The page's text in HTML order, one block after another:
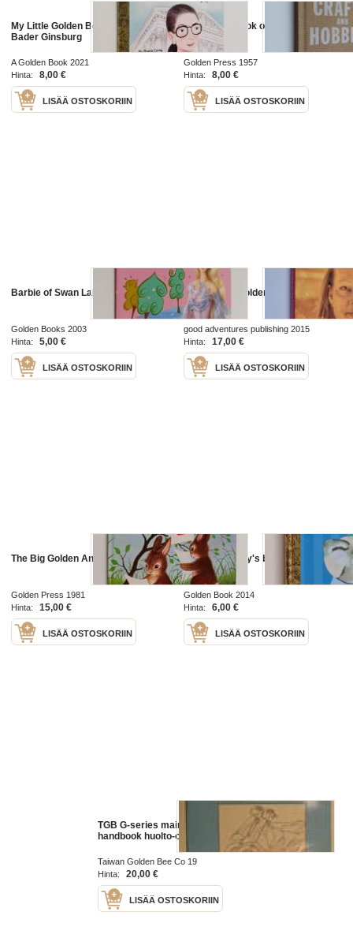
My Little Golden Book about Ruth
Bader Ginsburg
A Golden Book 2021
Hinta:
8,00 €
LISÄÄ OSTOSKORIIN
The golden book of crafts and
hobbies
Golden Press 1957
Hinta:
8,00 €
LISÄÄ OSTOSKORIIN
Barbie of Swan Lake
Golden Books 2003
Hinta:
5,00 €
LISÄÄ OSTOSKORIIN
Golden age, golden earth
good adventures publishing 2015
Hinta:
17,00 €
LISÄÄ OSTOSKORIIN
The Big Golden Animal ABC
Golden Press 1981
Hinta:
15,00 €
LISÄÄ OSTOSKORIIN
Richard Scarry's best little golden
books ever!
Golden Book 2014
Hinta:
6,00 €
LISÄÄ OSTOSKORIIN
TGB G-series maintenance
handbook huolto-ohjekirja
Taiwan Golden Bee Co 19
Hinta:
20,00 €
LISÄÄ OSTOSKORIIN